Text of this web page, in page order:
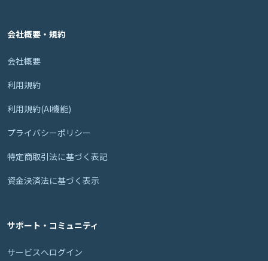
会社概要・規約
会社概要
利用規約
利用規約(AI機能)
プライバシーポリシー
特定商取引法に基づく表記
資金決済法に基づく表示
サポート・コミュニティ
サービスへログイン